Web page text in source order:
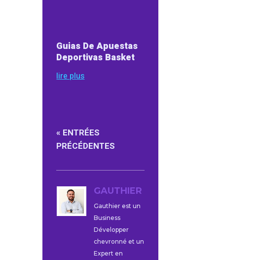
Guias De Apuestas
Deportivas Basket
lire plus
« ENTRÉES
PRÉCÉDENTES
GAUTHIER
Gauthier est un
Business
Développer
chevronné et un
Expert en